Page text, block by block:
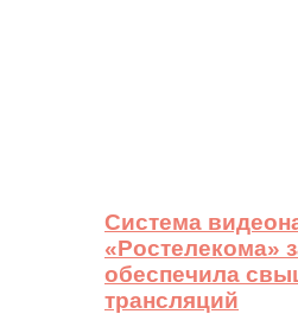
Система
«Ростелекома»
обеспечила
трансляций